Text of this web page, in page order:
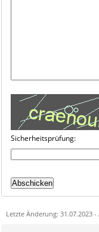
Sicherheitsprüfung:
Letzte Änderung: 31.07.2023